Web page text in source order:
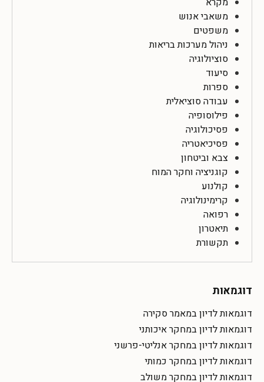
משאבי אנוש
משפטים
ניהול מערכות בריאות
סוציולוגיה
סיעוד
ספרות
עבודה סוציאלית
פילוסופיה
פסיכולוגיה
פסיכיאטריה
צבא וביטחון
קוגניציה וחקר המוח
קולנוע
קרימינולוגיה
רפואה
תיאטרון
תקשורת
דוגמאות
דוגמאות לדיון במאמר סקירה
דוגמאות לדיון במחקר איכותני
דוגמאות לדיון במחקר אנליטי-פרשני
דוגמאות לדיון במחקר כמותי
דוגמאות לדיון במחקר משולב